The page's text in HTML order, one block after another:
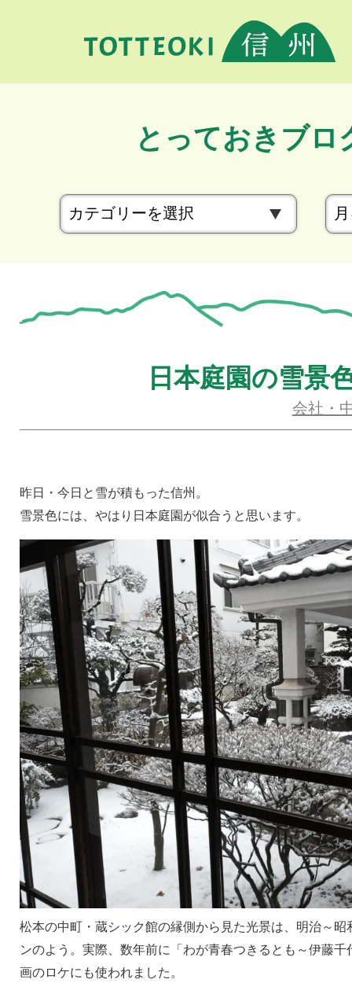
とっておきブロ
カ
テ
リ
ー
日本庭園の雪景
会社・
昨日・今日と雪が積もった信州。
雪景色には、やはり日本庭園が似合うと思います。
松本の中町・蔵シック館の縁側から見た光景は、明治～昭
ンのよう。実際、数年前に「わが青春つきるとも～伊藤
画のロケにも使われました。